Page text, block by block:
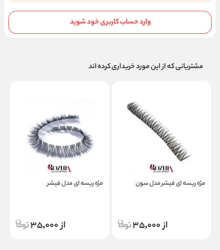
وارد حساب کاربری خود شوید
مشتریانی که از این مورد خریداری کرده اند
مژه ریسه ای فیشر مدل سون
از 35,000
مژه ریسه ای مدل فیشر
از 35,000